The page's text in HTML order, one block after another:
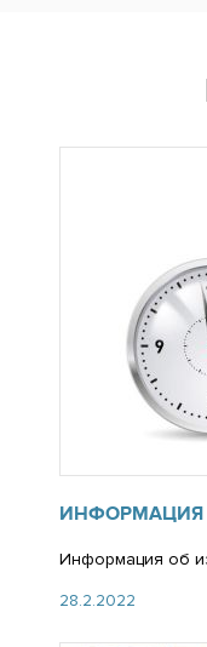
ИНФОРМАЦИЯ
Информация об
28.2.2022